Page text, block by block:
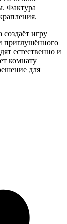
Фактура
игру
приглушённого
естественно и
комнату
для